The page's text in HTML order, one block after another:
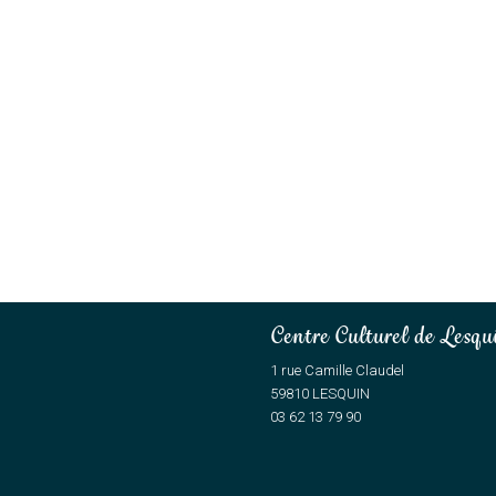
Centre Culturel de
1 rue Camille Claudel
59810 LESQUIN
03 62 13 79 90